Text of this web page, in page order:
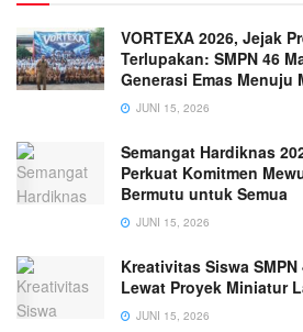
VORTEXA 2026, Jejak
Terlupakan: SMPN 46
Generasi Emas Menuju
JUNI 15, 2026
Semangat Hardiknas
Perkuat Komitmen
Bermutu untuk Semua
JUNI 15, 2026
Kreativitas Siswa
Lewat Proyek Miniatur
JUNI 15, 2026